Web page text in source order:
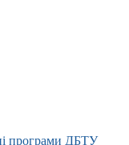
програми ДБТУ